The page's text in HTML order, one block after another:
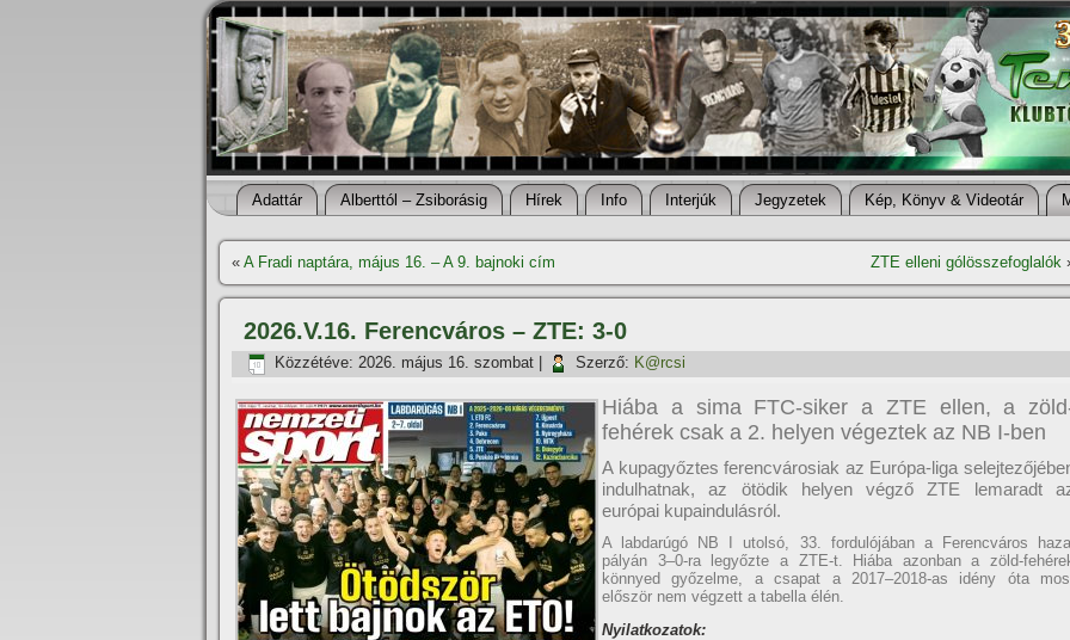
Adattár Alberttól – Zsiborásig Hí­rek Info Interjúk Jegyzetek Kép, Könyv & Videotár
« A Fradi naptára, május 16. – A 9. bajnoki cí­m ZTE elleni gólösszefoglalók
2026.V.16. Ferencváros – ZTE: 3-0
Közzétéve: 2026. május 16. szombat Szerző: K@rcsi
Hiába a sima FTC-siker a ZTE ellen, a
fehérek csak a 2. helyen végeztek az NB I-ben
A kupagyőztes ferencvárosiak az Európa-liga
indulhatnak, az ötödik helyen végző ZTE lemaradt
európai kupaindulásról.
A labdarúgó NB I utolsó, 33. fordulójában a Ferencváros
pályán 3–0-ra legyőzte a ZTE-t. Hiába azonban a zöld-
könnyed győzelme, a csapat a 2017–2018-as idény óta
először nem végzett a tabella élén.
Nyilatkozatok: